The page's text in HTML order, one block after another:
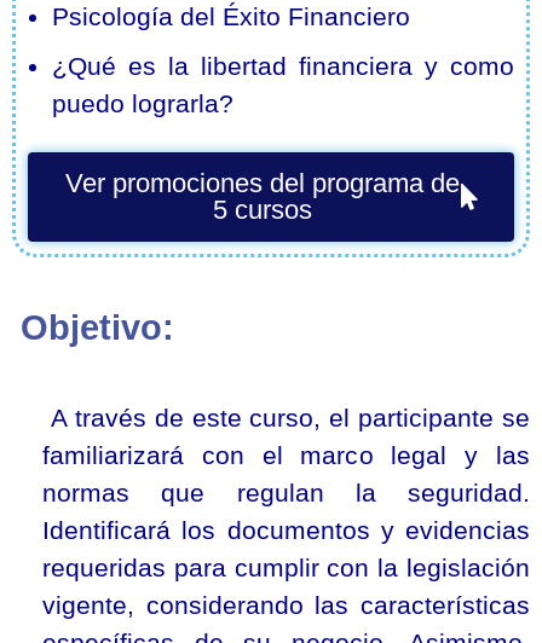
Psicología del Éxito Financiero
¿Qué es la libertad financiera y como
puedo lograrla?
Ver promociones del programa de
5 cursos
Objetivo:
A través de este curso, el participante se
familiarizará con el marco legal y las
normas que regulan la seguridad.
Identificará los documentos y evidencias
requeridas para cumplir con la legislación
vigente, considerando las características